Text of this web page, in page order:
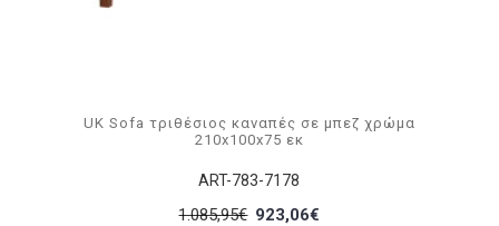
ART-783-7178
UK Sofa τριθέσιος καναπές σε μπεζ χρώμα
210x100x75 εκ
1.085,95€ 923,06€